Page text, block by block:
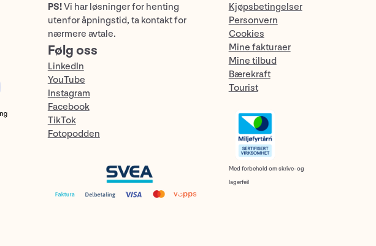
PS!Vi har løsninger for henting
utenfor åpningstid, ta kontakt for
nærmere avtale.
Følg oss
LinkedIn
YouTube
Instagram
Facebook
TikTok
Fotopodden
Kjøpsbetingelser
Personvern
Cookies
Mine fakturaer
Mine tilbud
Bærekraft
Tourist
Med forbehold om skrive- og
lagerfeil